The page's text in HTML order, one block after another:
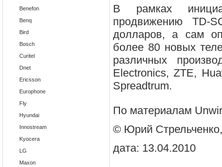
Benefon
Benq
Bird
Bosch
Curitel
Dnet
Ericsson
Europhone
Fly
Hyundai
Innostream
Kyocera
LG
Maxon
В рамках
продвижению TD-
долларов, а сам
более 80 новых
различных
Electronics, ZTE,
Spreadtrum.
По материалам
© Юрий
дата: 13.04.2010